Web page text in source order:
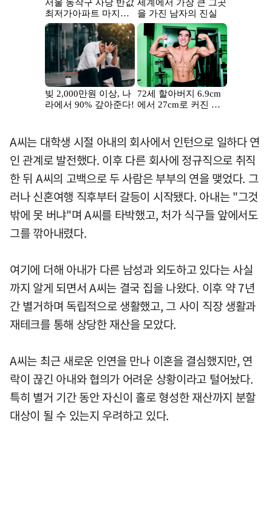
A씨는 대학생 시절 아내의 회사에서 인턴으로 일하다 연
인 관계로 발전했다. 이후 다른 회사에 정규직으로 취직
한 뒤 A씨의 고백으로 두 사람은 부부의 연을 맺었다. 그
러나 신혼여행 직후부터 갈등이 시작됐다. 아내는 "그것
밖에 못 버냐"며 A씨를 타박했고, 처가 식구들 앞에서도
그를 깎아내렸다.
여기에 더해 아내가 다른 남성과 외도하고 있다는 사실
까지 알게 되면서 A씨는 결국 집을 나왔다. 이후 약 7년
간 별거하며 독립적으로 생활했고, 그 사이 직장 생활과
재테크를 통해 상당한 재산을 모았다.
A씨는 최근 새로운 인연을 만나 이혼을 결심했지만, 연
락이 끊긴 아내와 협의가 어려운 상황이라고 털어놨다.
특히 별거 기간 동안 자신이 홀로 형성한 재산까지 분할
대상이 될 수 있는지 우려하고 있다.